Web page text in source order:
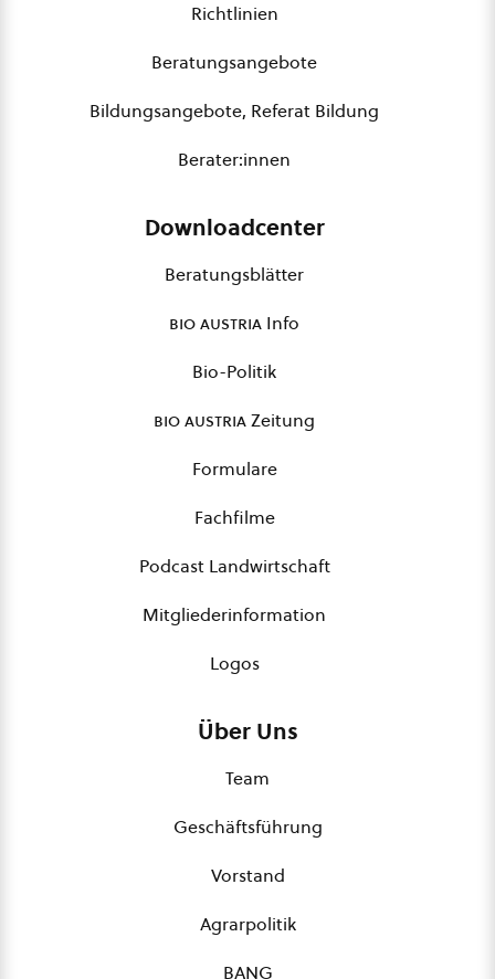
Richtlinien
Beratungsangebote
Bildungsangebote, Referat Bildung
Berater:innen
Downloadcenter
Beratungsblätter
bio austria Info
Bio-Politik
bio austriaZeitung
Formulare
Fachfilme
Podcast Landwirtschaft
Mitgliederinformation
Logos
Über Uns
Team
Geschäftsführung
Vorstand
Agrarpolitik
BANG